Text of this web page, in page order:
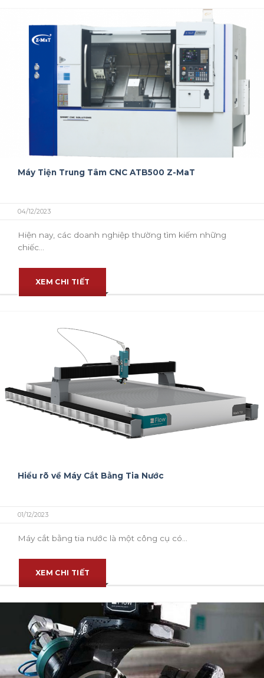
Máy Tiện Trung Tâm CNC ATB500 Z-MaT
04/12/2023
Hiện nay, các doanh nghiệp thường tìm kiếm những
chiếc...
XEM CHI TIẾT
Hiểu rõ về Máy Cắt Bằng Tia Nước
01/12/2023
Máy cắt bằng tia nước là một công cụ có...
XEM CHI TIẾT